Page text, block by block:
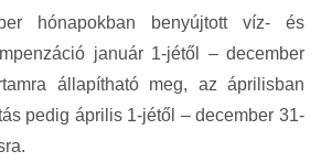
hónapokban benyújtott víz- és
január 1-jétől – december
állapítható meg, az áprilisban
pedig április 1-jétől – december 31-